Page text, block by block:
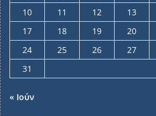
10
11 12 13
17
18 19 20
24
25 26 27
31
« Ιούν